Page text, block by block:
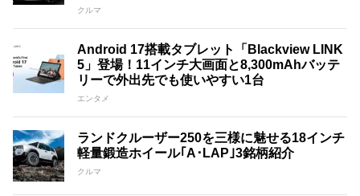
クルマ
Android 17搭載タブレット「Blackview LINK
5」登場！11インチ大画面と8,300mAhバッテ
リーで外出先でも使いやすい1台
エンタメ
ランドクルーザー250を三様に魅せる18インチ
軽量鍛造ホイール｢A･LAP｣3銘柄紹介
クルマ